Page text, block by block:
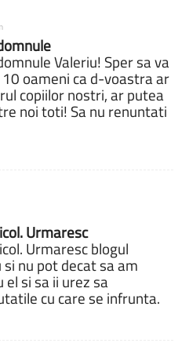
Valeriu! Sper sa va
oameni ca d-voastra ar
copiilor nostri, ar putea
noi toti! Sa nu renuntati
Urmaresc
Urmaresc blogul
nu pot decat sa am
si sa ii urez sa
cu care se infrunta.